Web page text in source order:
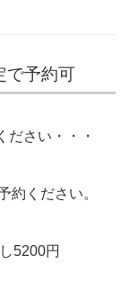
で予約可
さい・・・
ください。
5200円